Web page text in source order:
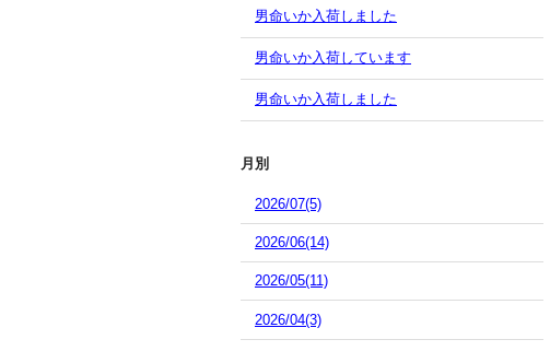
男命いか入荷しました
男命いか入荷しています
男命いか入荷しました
月別
2026/07(5)
2026/06(14)
2026/05(11)
2026/04(3)